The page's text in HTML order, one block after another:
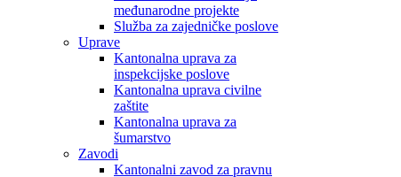
međunarodne projekte
Služba za zajedničke poslove
Uprave
Kantonalna uprava za
inspekcijske poslove
Kantonalna uprava civilne
zaštite
Kantonalna uprava za
šumarstvo
Zavodi
Kantonalni zavod za pravnu